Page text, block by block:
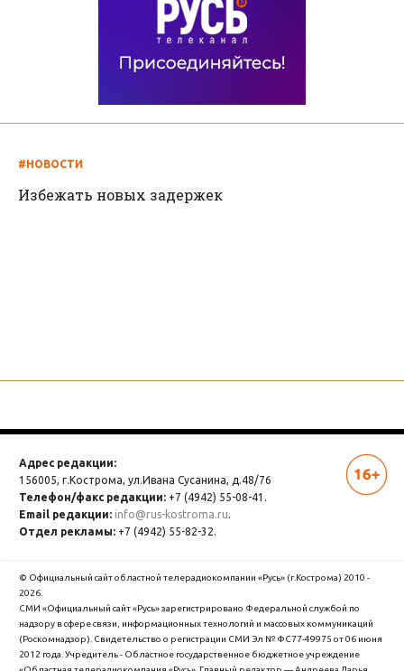
#НОВОСТИ
Избежать новых задержек
Адрес редакции:
156005, г.Кострома, ул.Ивана Сусанина, д.48/76
Телефон/факс редакции: +7 (4942) 55-08-41.
Email редакции: info@rus-kostroma.ru.
Отдел рекламы: +7 (4942) 55-82-32.
© Официальный сайт областной телерадиокомпании «Русь» (г.Кострома) 2010 -
2026.
СМИ «Официальный сайт «Русь» зарегистрировано Федеральной службой по
надзору в сфере связи, информационных технологий и массовых коммуникаций
(Роскомнадзор). Cвидетельство о регистрации СМИ Эл № ФС77-49975 от 06 июня
2012 года. Учредитель - Областное государственное бюджетное учреждение